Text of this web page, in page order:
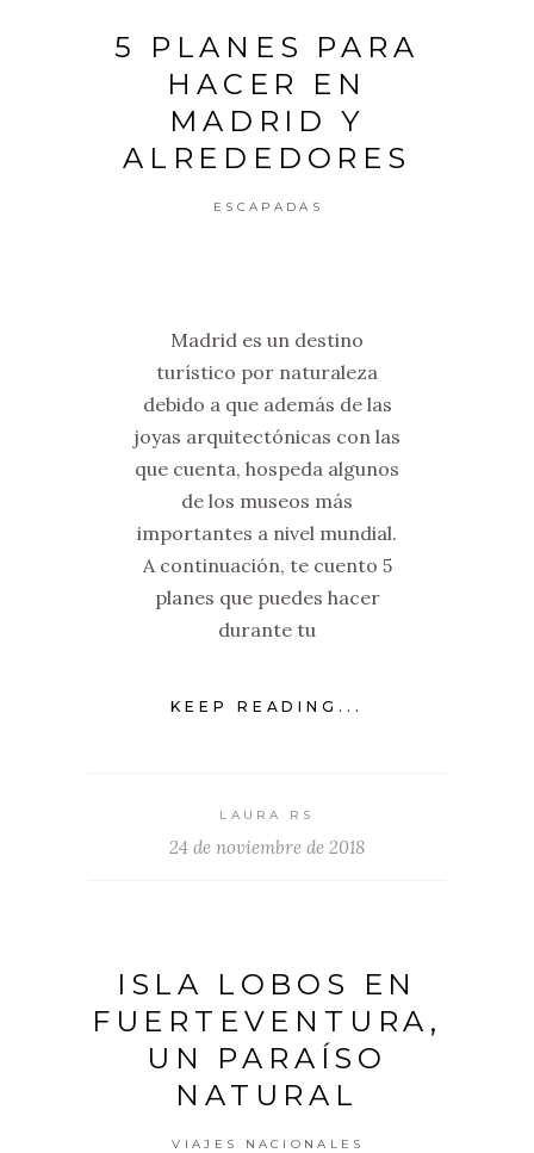
5 PLANES PARA
HACER EN
MADRID Y
ALREDEDORES
ESCAPADAS
Madrid es un destino
turístico por naturaleza
debido a que además de las
joyas arquitectónicas con las
que cuenta, hospeda algunos
de los museos más
importantes a nivel mundial.
A continuación, te cuento 5
planes que puedes hacer
durante tu
KEEP READING...
LAURA RS
24 de noviembre de 2018
ISLA LOBOS EN
FUERTEVENTURA,
UN PARAÍSO
NATURAL
VIAJES NACIONALES